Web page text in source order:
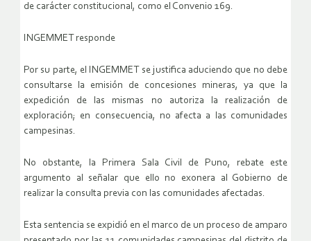
de carácter constitucional, como el Convenio 169.
INGEMMET responde
Por su parte, el INGEMMET se justifica aduciendo que no debe
consultarse la emisión de concesiones mineras, ya que la
expedición de las mismas no autoriza la realización de
exploración; en consecuencia, no afecta a las comunidades
campesinas.
No obstante, la Primera Sala Civil de Puno, rebate este
argumento al señalar que ello no exonera al Gobierno de
realizar la consulta previa con las comunidades afectadas.
Esta sentencia se expidió en el marco de un proceso de amparo